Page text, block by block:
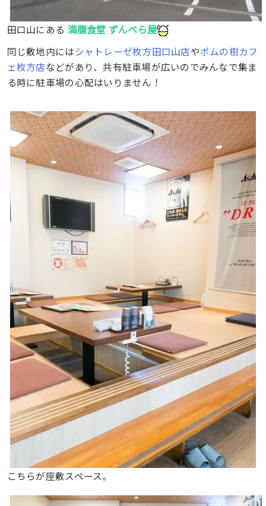
田口山にある 満腹食堂 ずんべら屋
同じ敷地内にはシャトレーゼ枚方田口山店やポムの樹カフ
ェ枚方店などがあり、共有駐車場が広いのでみんなで集ま
る時に駐車場の心配はいりません！
こちらが座敷スペース。